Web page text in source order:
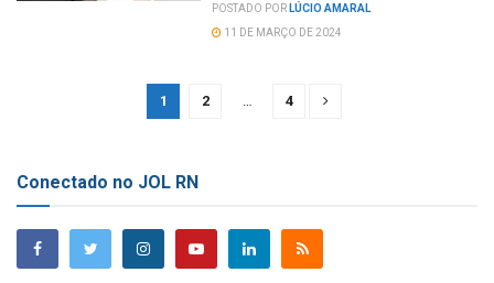
POSTADO POR LÚCIO AMARAL
11 DE MARÇO DE 2024
1 2 4
Conectado no JOL RN